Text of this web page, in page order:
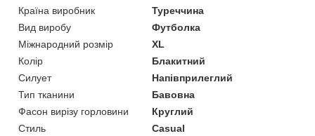
Країна виробник
Туреччина
Вид виробу
Футболка
Міжнародний розмір
XL
Колір
Блакитний
Силует
Напівприлеглий
Тип тканини
Бавовна
Фасон вирізу горловини
Круглий
Стиль
Casual